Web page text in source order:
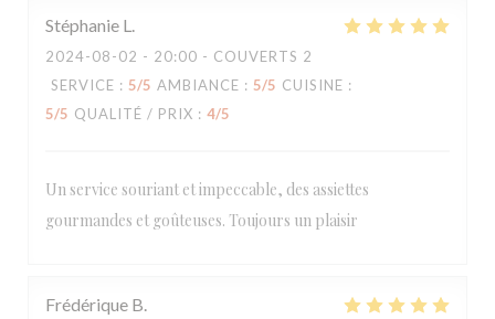
Stéphanie L
2024-08-02 - 20:00 - COUVERTS 2
SERVICE : 5/5 AMBIANCE : 5/5 CUISINE :
5/5 QUALITÉ / PRIX : 4/5
Un service souriant et impeccable, des assiettes
gourmandes et goûteuses. Toujours un plaisir
Frédérique B